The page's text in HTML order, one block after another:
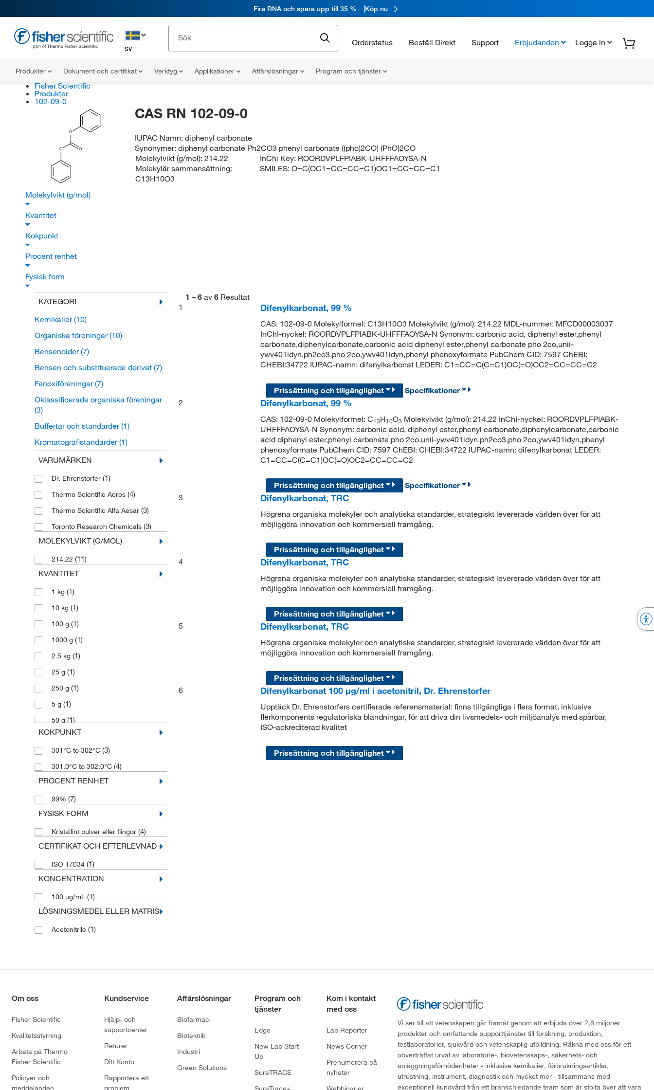
Fira RNA och spara upp till 35 % Köp nu
SV
Orderstatus Beställ Direkt Support Erbjudanden Logga in
Produkter Dokument och certifikat Verktyg Applikationer Affärslösningar Program och tjänster
Fisher Scientific
Produkter
102-09-0
O
O
O
CAS RN 102-09-0
IUPAC Namn:diphenyl carbonate
Synonymer:diphenyl carbonate Ph2CO3 phenyl carbonate ((pho)2CO) (PhO)2CO
Molekylvikt (g/mol): 214.22
Molekylär sammansättning:
C13H10O3
InChi Key: ROORDVPLFPIABK-UHFFFAOYSA-N
SMILES:O=C(OC1=CC=CC=C1)OC1=CC=CC=C1
Molekylvikt (g/mol)
Kvantitet
Kokpunkt
Procent renhet
Fysisk form
KATEGORI
Kemikalier(10)
Organiska föreningar(10)
Bensenoider(7)
Bensen och substituerade derivat (7)
Fenoxiföreningar(7)
Oklassificerade organiska föreningar
(3)
Buffertar och standarder(1)
Kromatografistandarder(1)
Organiska standarder
VARUMÄRKEN
Dr. Ehrenstorfer (1)
Thermo Scientific Acros (4)
Thermo Scientific Alfa Aesar (3)
Toronto Research Chemicals (3)
MOLEKYLVIKT (G/MOL)
214.22 (11)
KVANTITET
1 kg (1)
10 kg (1)
100 g (1)
1000 g (1)
2.5 kg (1)
25 g (1)
250 g (1)
5 g (1)
50 g (1)
5000 g(1)
KOKPUNKT
301°C to 302°C (3)
301.0°C to 302.0°C (4)
PROCENT RENHET
99% (7)
FYSISK FORM
Kristallint pulver eller flingor (4)
CERTIFIKAT OCH EFTERLEVNAD
ISO 17034 (1)
KONCENTRATION
100 μg/mL (1)
LÖSNINGSMEDEL ELLER MATRIS
Acetonitrile (1)
1 – 6 av 6 Resultat
1
Difenylkarbonat, 99 %
CAS: 102-09-0 Molekylformel: C13H10O3 Molekylvikt (g/mol): 214.22 MDL-nummer: MFCD00003037
InChI-nyckel: ROORDVPLFPIABK-UHFFFAOYSA-N Synonym: carbonic acid, diphenyl ester,phenyl
carbonate,diphenylcarbonate,carbonic acid diphenyl ester,phenyl carbonate pho 2co,unii-
ywv401idyn,ph2co3,pho 2co,ywv401idyn,phenyl phenoxyformate PubChem CID: 7597 ChEBI:
CHEBI:34722 IUPAC-namn: difenylkarbonat LEDER: C1=CC=C(C=C1)OC(=O)OC2=CC=CC=C2
Prissättning och tillgänglighet
Specifikationer
2
Difenylkarbonat, 99 %
CAS: 102-09-0 Molekylformel: C13H10O3 Molekylvikt (g/mol): 214.22 InChI-nyckel: ROORDVPLFPIABK-
UHFFFAOYSA-N Synonym: carbonic acid, diphenyl ester,phenyl carbonate,diphenylcarbonate,carbonic
acid diphenyl ester,phenyl carbonate pho 2co,unii-ywv401idyn,ph2co3,pho 2co,ywv401idyn,phenyl
phenoxyformate PubChem CID: 7597 ChEBI: CHEBI:34722 IUPAC-namn: difenylkarbonat LEDER:
C1=CC=C(C=C1)OC(=O)OC2=CC=CC=C2
Prissättning och tillgänglighet
Specifikationer
3
Difenylkarbonat, TRC
Högrena organiska molekyler och analytiska standarder, strategiskt levererade världen över för att
möjliggöra innovation och kommersiell framgång.
Prissättning och tillgänglighet
4
Difenylkarbonat, TRC
Högrena organiska molekyler och analytiska standarder, strategiskt levererade världen över för att
möjliggöra innovation och kommersiell framgång.
Prissättning och tillgänglighet
5
Difenylkarbonat, TRC
Högrena organiska molekyler och analytiska standarder, strategiskt levererade världen över för att
möjliggöra innovation och kommersiell framgång.
Prissättning och tillgänglighet
6
Difenylkarbonat 100 μg/ml i acetonitril, Dr. Ehrenstorfer
Upptäck Dr. Ehrenstorfers certifierade referensmaterial: finns tillgängliga i flera format, inklusive
flerkomponents regulatoriska blandningar, för att driva din livsmedels- och miljöanalys med spårbar,
ISO-ackrediterad kvalitet
Prissättning och tillgänglighet
Om oss
Fisher Scientific
Kvalitetsstyrning
Arbeta på Thermo
Fisher Scientific
Policyer och
Kundservice
Hjälp- och
supportcenter
Returer
Ditt Konto
Rapportera ett
Affärslösningar
Biofarmaci
Bioteknik
Industri
Green Solutions
Program och
tjänster
Edge
New Lab Start
Up
SureTRACE
Kom i kontakt
med oss
Lab Reporter
News Corner
Prenumerera på
nyheter
Vi ser till att vetenskapen går framåt genom att erbjuda över 2,6 miljoner
produkter och omfattande supporttjänster till forskning, produktion,
testlaboratorier, sjukvård och vetenskaplig utbildning. Räkna med oss för ett
oöverträffat urval av laboratorie-, biovetenskaps-, säkerhets- och
anläggningsförnödenheter - inklusive kemikalier, förbrukningsartiklar,
utrustning, instrument, diagnostik och mycket mer - tillsammans med
exceptionell kundvård från ett branschledande team som är stolta över att vara